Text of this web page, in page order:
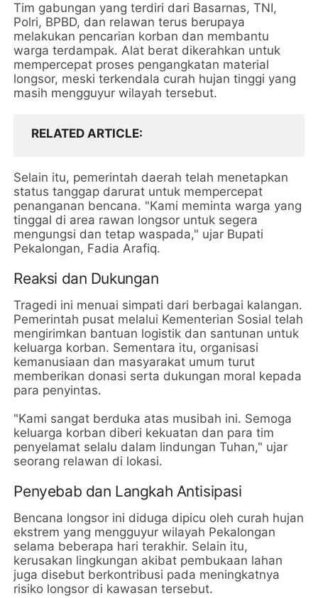
Tim gabungan yang terdiri dari Basarnas, TNI,
Polri, BPBD, dan relawan terus berupaya
melakukan pencarian korban dan membantu
warga terdampak. Alat berat dikerahkan untuk
mempercepat proses pengangkatan material
longsor, meski terkendala curah hujan tinggi yang
masih mengguyur wilayah tersebut.
RELATED ARTICLE
Selain itu, pemerintah daerah telah menetapkan
status tanggap darurat untuk mempercepat
penanganan bencana. "Kami meminta warga yang
tinggal di area rawan longsor untuk segera
mengungsi dan tetap waspada," ujar Bupati
Pekalongan, Fadia Arafiq.
Reaksi dan Dukungan
Tragedi ini menuai simpati dari berbagai kalangan.
Pemerintah pusat melalui Kementerian Sosial telah
mengirimkan bantuan logistik dan santunan untuk
keluarga korban. Sementara itu, organisasi
kemanusiaan dan masyarakat umum turut
memberikan donasi serta dukungan moral kepada
para penyintas.
"Kami sangat berduka atas musibah ini. Semoga
keluarga korban diberi kekuatan dan para tim
penyelamat selalu dalam lindungan Tuhan," ujar
seorang relawan di lokasi.
Penyebab dan Langkah Antisipasi
Bencana longsor ini diduga dipicu oleh curah hujan
ekstrem yang mengguyur wilayah Pekalongan
selama beberapa hari terakhir. Selain itu,
kerusakan lingkungan akibat pembukaan lahan
juga disebut berkontribusi pada meningkatnya
risiko longsor di kawasan tersebut.